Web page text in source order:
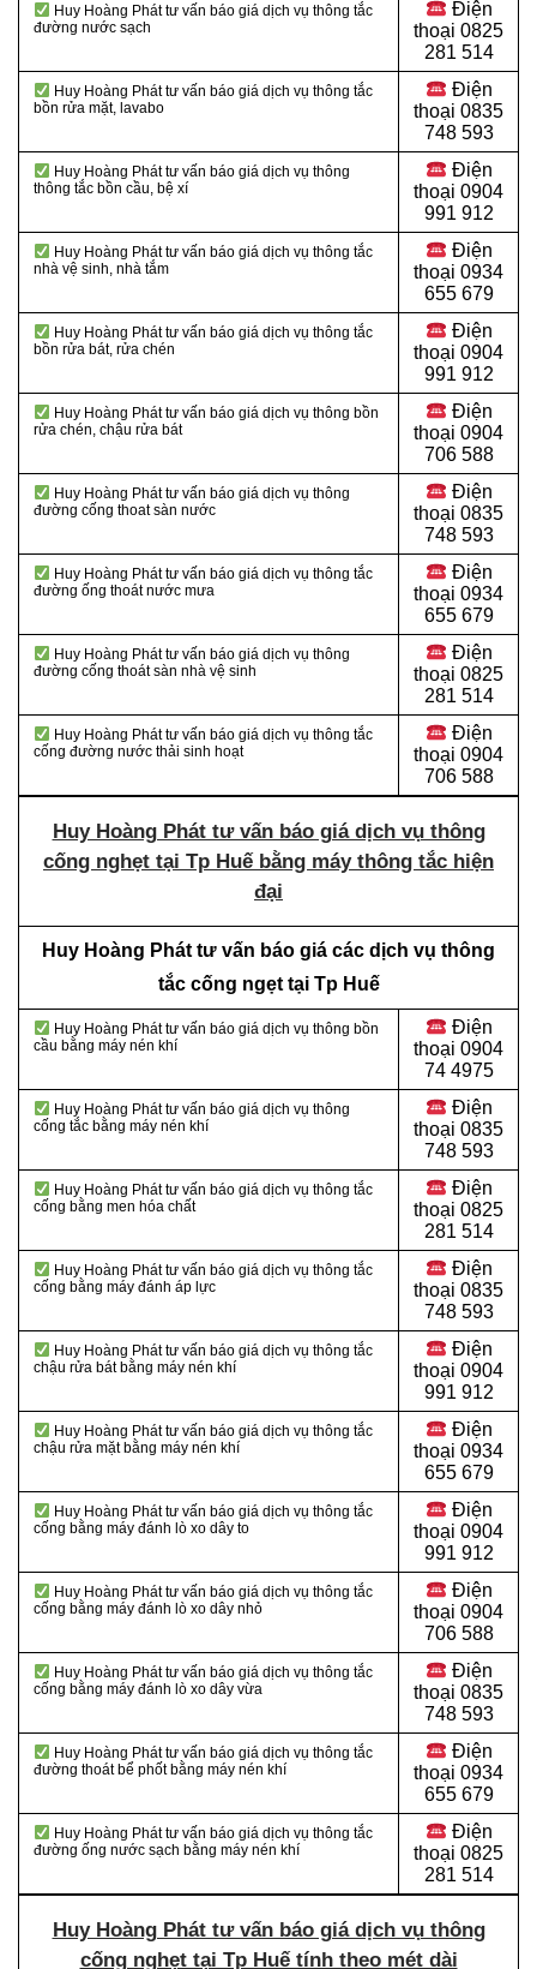
Huy Hoàng Phát tư vấn báo giá dịch vụ thông tắc
đường nước sạch
Điện
thoại 0825
281 514
Huy Hoàng Phát tư vấn báo giá dịch vụ thông tắc
bồn rửa mặt, lavabo
Điện
thoại 0835
748 593
Huy Hoàng Phát tư vấn báo giá dịch vụ thông
thông tắc bồn cầu, bệ xí
Điện
thoại 0904
991 912
Huy Hoàng Phát tư vấn báo giá dịch vụ thông tắc
nhà vệ sinh, nhà tắm
Điện
thoại 0934
655 679
Huy Hoàng Phát tư vấn báo giá dịch vụ thông tắc
bồn rửa bát, rửa chén
Điện
thoại 0904
991 912
Huy Hoàng Phát tư vấn báo giá dịch vụ thông bồn
rửa chén, chậu rửa bát
Điện
thoại 0904
706 588
Huy Hoàng Phát tư vấn báo giá dịch vụ thông
đường cống thoat sàn nước
Điện
thoại 0835
748 593
Huy Hoàng Phát tư vấn báo giá dịch vụ thông tắc
đường ống thoát nước mưa
Điện
thoại 0934
655 679
Huy Hoàng Phát tư vấn báo giá dịch vụ thông
đường cống thoát sàn nhà vệ sinh
Điện
thoại 0825
281 514
Huy Hoàng Phát tư vấn báo giá dịch vụ thông tắc
cống đường nước thải sinh hoạt
Điện
thoại 0904
706 588
Huy Hoàng Phát tư vấn báo giá dịch vụ thông
cống nghẹt tại Tp Huế bằng máy thông tắc hiện
đại
Huy Hoàng Phát tư vấn báo giá các dịch vụ thông
tắc cống ngẹt tại Tp Huế
Huy Hoàng Phát tư vấn báo giá dịch vụ thông bồn
cầu bằng máy nén khí
Điện
thoại 0904
74 4975
Huy Hoàng Phát tư vấn báo giá dịch vụ thông
cống tắc bằng máy nén khí
Điện
thoại 0835
748 593
Huy Hoàng Phát tư vấn báo giá dịch vụ thông tắc
cống bằng men hóa chất
Điện
thoại 0825
281 514
Huy Hoàng Phát tư vấn báo giá dịch vụ thông tắc
cống bằng máy đánh áp lực
Điện
thoại 0835
748 593
Huy Hoàng Phát tư vấn báo giá dịch vụ thông tắc
chậu rửa bát bằng máy nén khí
Điện
thoại 0904
991 912
Huy Hoàng Phát tư vấn báo giá dịch vụ thông tắc
chậu rửa mặt bằng máy nén khí
Điện
thoại 0934
655 679
Huy Hoàng Phát tư vấn báo giá dịch vụ thông tắc
cống bằng máy đánh lò xo dây to
Điện
thoại 0904
991 912
Huy Hoàng Phát tư vấn báo giá dịch vụ thông tắc
cống bằng máy đánh lò xo dây nhỏ
Điện
thoại 0904
706 588
Huy Hoàng Phát tư vấn báo giá dịch vụ thông tắc
cống bằng máy đánh lò xo dây vừa
Điện
thoại 0835
748 593
Huy Hoàng Phát tư vấn báo giá dịch vụ thông tắc
đường thoát bể phốt bằng máy nén khí
Điện
thoại 0934
655 679
Huy Hoàng Phát tư vấn báo giá dịch vụ thông tắc
đường ống nước sạch bằng máy nén khí
Điện
thoại 0825
281 514
Huy Hoàng Phát tư vấn báo giá dịch vụ thông
cống nghẹt tại Tp Huế tính theo mét dài